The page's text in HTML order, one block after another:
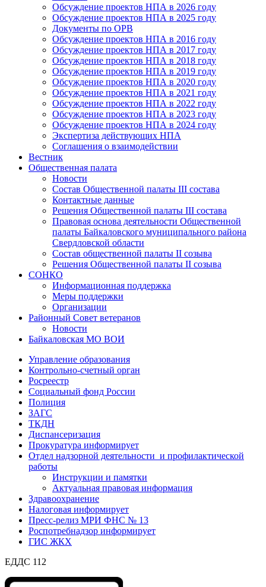
Обсуждение проектов НПА в 2026 году
Обсуждение проектов НПА в 2025 году
Документы по ОРВ
Обсуждение проектов НПА в 2016 году
Обсуждение проектов НПА в 2017 году
Обсуждение проектов НПА в 2018 году
Обсуждение проектов НПА в 2019 году
Обсуждение проектов НПА в 2020 году
Обсуждение проектов НПА в 2021 году
Обсуждение проектов НПА в 2022 году
Обсуждение проектов НПА в 2023 году
Обсуждение проектов НПА в 2024 году
Экспертиза действующих НПА
Соглашения о взаимодействии
Вестник
Общественная палата
Новости
Состав Общественной палаты III состава
Контактные данные
Решения Общественной палаты III состава
Правовая основа деятельности Общественной
палаты Байкаловского муниципального района
Свердловской области
Состав общественной палаты II созыва
Решения Общественной палаты II созыва
СОНКО
Информационная поддержка
Меры поддержки
Организации
Районный Совет ветеранов
Новости
Байкаловская МО ВОИ
Управление образования
Контрольно-счетный орган
Росреестр
Социальный фонд России
Полиция
ЗАГС
ТКДН
Диспансеризация
Прокуратура информирует
Отдел надзорной деятельности и профилактической
работы
Инструкции и памятки
Актуальная правовая информация
Здравоохранение
Налоговая информирует
Пресс-релиз МРИ ФНС № 13
Роспотребнадзор информирует
ГИС ЖКХ
ЕДДС 112